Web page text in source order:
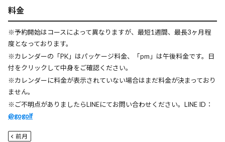
料金
※予約開始はコースによって異なりますが、最短1週間、最長3ヶ月程
度となっております。
※カレンダーの「PK」はパッケージ料金、「pm」は午後料金です。日
付をクリックして中身をご確認ください。
※カレンダーに料金が表示されていない場合はまだ料金が決まっており
ません。
※ご不明点がありましたらLINEにてお問い合わせください。LINE ID：
@gogolf
前月